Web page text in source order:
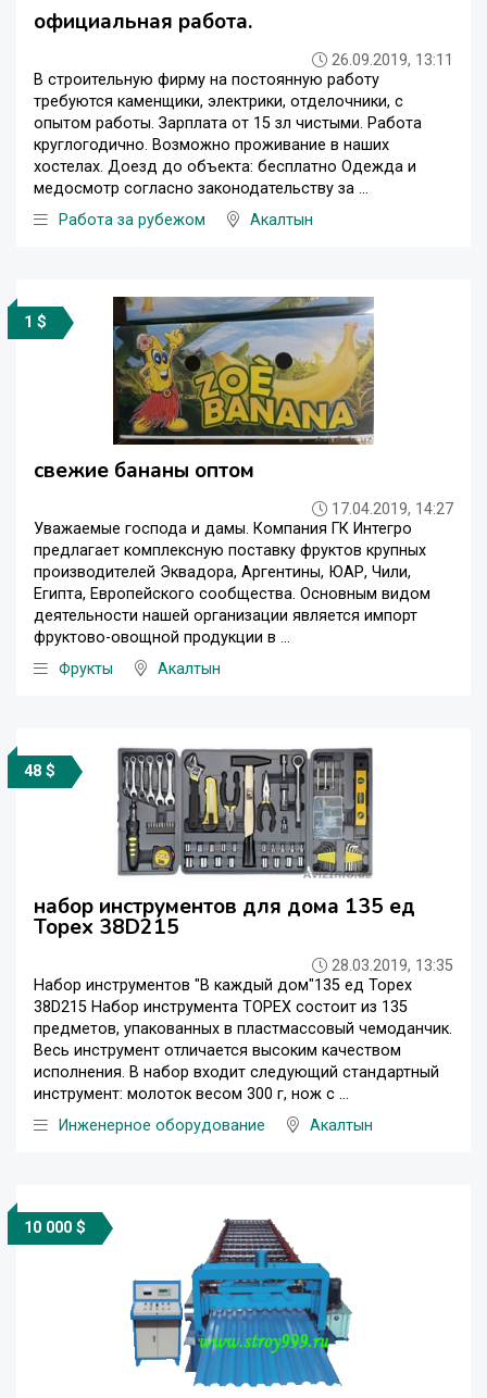
официальная работа.
26.09.2019, 13:11
В строительную фирму на постоянную работу
требуются каменщики, электрики, отделочники, с
опытом работы. Зарплата от 15 зл чистыми. Работа
круглогодично. Возможно проживание в наших
хостелах. Доезд до объекта: бесплатно Одежда и
медосмотр согласно законодательству за ...
Работа за рубежом
Акалтын
1 $
свежие бананы оптом
17.04.2019, 14:27
Уважаемые господа и дамы. Компания ГК Интегро
предлагает комплексную поставку фруктов крупных
производителей Эквадора, Аргентины, ЮАР, Чили,
Египта, Европейского сообщества. Основным видом
деятельности нашей организации является импорт
фруктово-овощной продукции в ...
Фрукты
Акалтын
48 $
набор инструментов для дома 135 ед
Topex 38D215
28.03.2019, 13:35
Набор инструментов "В каждый дом"135 ед Topex
38D215 Набор инструмента TOPEX состоит из 135
предметов, упакованных в пластмассовый чемоданчик.
Весь инструмент отличается высоким качеством
исполнения. В набор входит следующий стандартный
инструмент: молоток весом 300 г, нож с ...
Инженерное оборудование
Акалтын
10 000 $